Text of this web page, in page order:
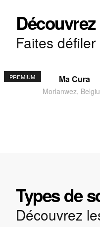
Faites
PREMIUM Ma Cura
Morlanwez,
Types de
Découvrez